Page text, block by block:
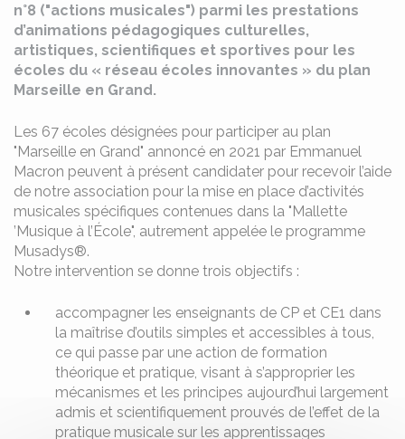
n°8 ("actions musicales") parmi les prestations
d’animations pédagogiques culturelles,
artistiques, scientifiques et sportives pour les
écoles du « réseau écoles innovantes » du plan
Marseille en Grand.
Les 67 écoles désignées pour participer au plan
"Marseille en Grand" annoncé en 2021 par Emmanuel
Macron peuvent à présent candidater pour recevoir l’aide
de notre association pour la mise en place d’activités
musicales spécifiques contenues dans la "Mallette
’Musique à l’École", autrement appelée le programme
Musadys®.
Notre intervention se donne trois objectifs :
accompagner les enseignants de CP et CE1 dans
la maîtrise d’outils simples et accessibles à tous,
ce qui passe par une action de formation
théorique et pratique, visant à s’approprier les
mécanismes et les principes aujourd’hui largement
admis et scientifiquement prouvés de l’effet de la
pratique musicale sur les apprentissages